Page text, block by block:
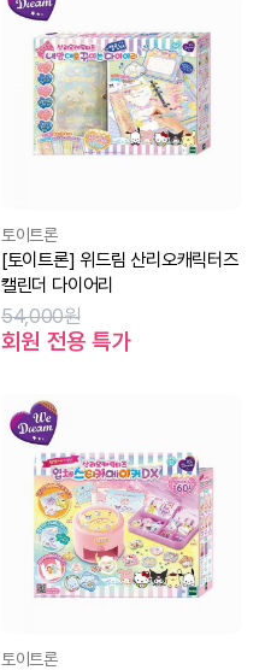
토이트론
[토이트론] 위드림 산리오캐릭터즈
캘린더 다이어리
54,000원
회원 전용 특가
토이트론